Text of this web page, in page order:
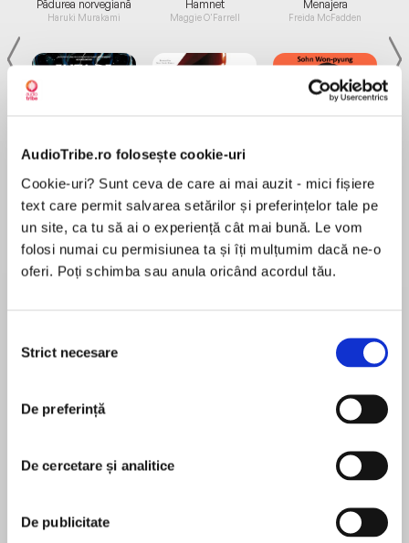
AudioTribe.ro folosește cookie-uri
Cookie-uri? Sunt ceva de care ai mai auzit - mici fișiere
text care permit salvarea setărilor și preferințelor tale pe
un site, ca tu să ai o experiență cât mai bună. Le vom
folosi numai cu permisiunea ta și îți mulțumim dacă ne-o
oferi. Poți schimba sau anula oricând acordul tău.
consimțământului
Strict necesare
De preferință
De cercetare și analitice
De publicitate
Pădurea norvegiană
Haruki Murakami
de...
Dani Francis
Hamnet
Maggie O'Farrell
la...
Lauren Weisberger
Menajera
Freida McFadden
Sohn Won-pyung
E.T.A. Hoffman's magical tale of an enchanted
nutcracker, an evil mouse king, and a faithful
generations. Combined here with the much-
the narrated story unfolds with a bewitching
În acest moment nu există recenzii
pentru această carte
E.T.A. Hoffman